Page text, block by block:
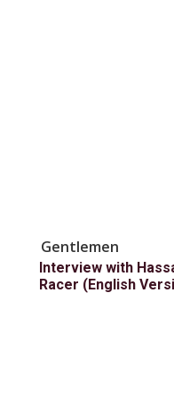
Gentlemen
Interview with
Racer (English